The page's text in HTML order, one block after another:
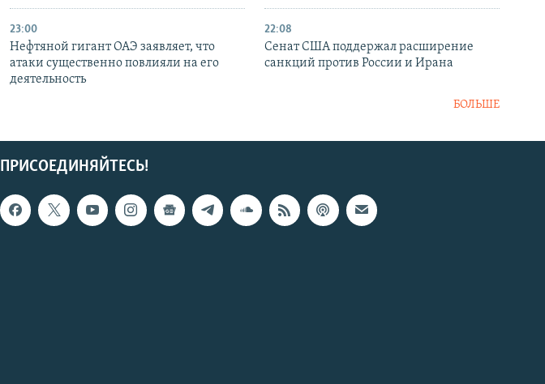
23:00
Нефтяной гигант ОАЭ заявляет, что
атаки существенно повлияли на его
деятельность
22:08
Сенат США поддержал расширение
санкций против России и Ирана
БОЛЬШЕ
ПРИСОЕДИНЯЙТЕСЬ!